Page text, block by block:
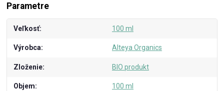
Parametre
Veľkosť 100 ml
Výrobca Alteya Organics
Zloženie BIO produkt
Objem 100 ml